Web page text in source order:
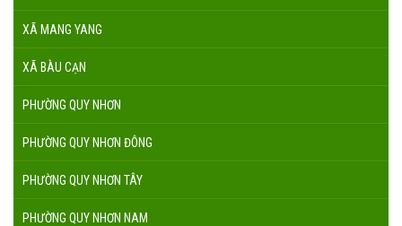
XÃ MANG YANG
XÃ BÀU CẠN
PHƯỜNG QUY NHƠN
PHƯỜNG QUY NHƠN ĐÔNG
PHƯỜNG QUY NHƠN TÂY
PHƯỜNG QUY NHƠN NAM